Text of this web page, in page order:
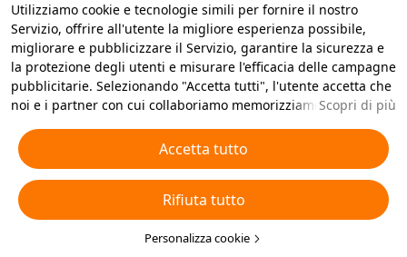
Utilizziamo cookie e tecnologie simili per fornire il nostro
Servizio, offrire all'utente la migliore esperienza possibile,
migliorare e pubblicizzare il Servizio, garantire la sicurezza e
la protezione degli utenti e misurare l'efficacia delle campagne
pubblicitarie. Selezionando "Accetta tutti", l'utente accetta che
noi e i partner con cui collaboriamo memorizziamo cookie e
pubblicitari. L'utente può anche selezionare "Rifiuta tutti" per i
cookie non essenziali, oppure scegliere quali tipi di cookie
accettare o disattivare cliccando su "Personalizza cookie" qui
sotto o in qualsiasi momento nelle impostazioni sulla privacy.
Per ulteriori informazioni, visualizza la nostraInformativa sui
Cookie e sulle Tecnologie Simili.
Scopri di più
Accetta tutto
Rifiuta tutto
Personalizza cookie